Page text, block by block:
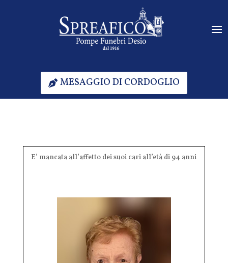
MESAGGIO DI CORDOGLIO
E’ mancata all’affetto dei suoi cari all’età di 94 anni